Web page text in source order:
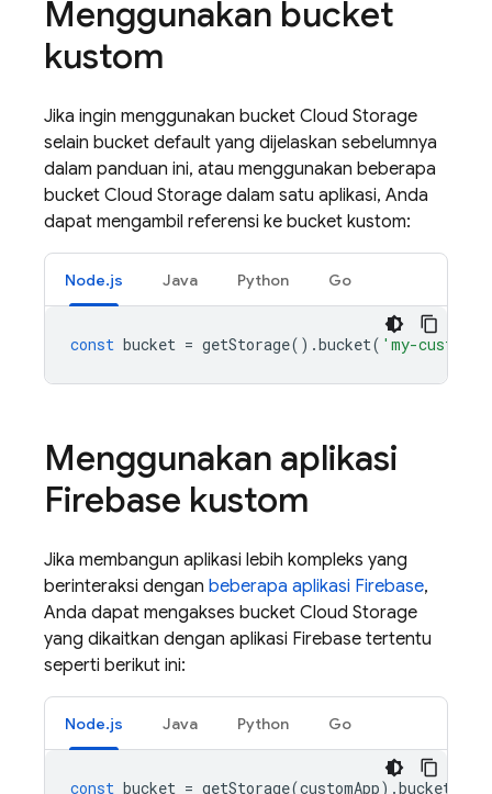
Menggunakan bucket
kustom
Jika ingin menggunakan bucket Cloud Storage
selain bucket default yang dijelaskan sebelumnya
dalam panduan ini, atau menggunakan beberapa
bucket Cloud Storage dalam satu aplikasi, Anda
dapat mengambil referensi ke bucket kustom:
Node.js Java Python Go
const bucket = getStorage().bucket( 'my-custom-
Menggunakan aplikasi
Firebase kustom
Jika membangun aplikasi lebih kompleks yang
berinteraksi dengan beberapa aplikasi Firebase,
Anda dapat mengakses bucket Cloud Storage
yang dikaitkan dengan aplikasi Firebase tertentu
seperti berikut ini:
Node.js Java Python Go
const bucket = getStorage(customApp).bucket